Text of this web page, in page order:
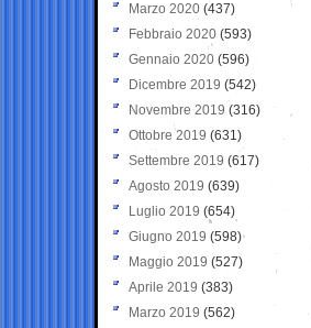
Marzo 2020 (437)
Febbraio 2020 (593)
Gennaio 2020 (596)
Dicembre 2019 (542)
Novembre 2019 (316)
Ottobre 2019 (631)
Settembre 2019 (617)
Agosto 2019 (639)
Luglio 2019 (654)
Giugno 2019 (598)
Maggio 2019 (527)
Aprile 2019 (383)
Marzo 2019 (562)